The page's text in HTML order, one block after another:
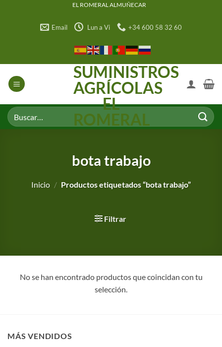
EL ROMERAL ALMUÑECAR
Email Lun a Vi +34 600 58 32 60
SUMINISTROS
AGRÍCOLAS
EL
ROMERAL
Buscar
por:
bota trabajo
Inicio / Productos etiquetados “bota trabajo”
Filtrar
No se han encontrado productos que coincidan con tu
selección.
MÁS VENDIDOS